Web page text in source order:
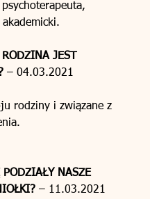
akademicki.
JEST
– 04.03.2021
rodziny i związane z
NASZE
– 11.03.2021